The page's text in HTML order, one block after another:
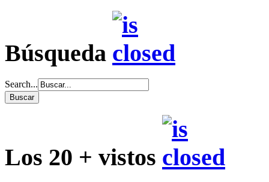
Búsqueda
Search...
Los 20 + vistos